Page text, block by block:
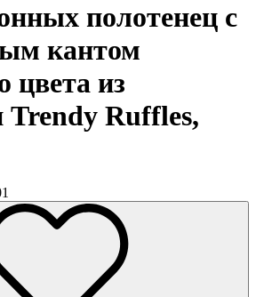
полотенец с
кантом
цвета из
Trendy Ruffles,